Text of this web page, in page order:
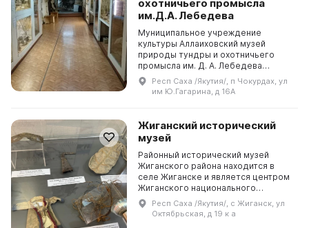
охотничьего промысла
им.Д.А. Лебедева
Муниципальное учреждение
культуры Аллаиховский музей
природы тундры и охотничьего
промысла им. Д. А. Лебедева
находится в Республике Саха
(Якутия). Главная задача музея -
полное отображение природы Ин...
Респ Саха /Якутия/, п Чокурдах, ул
им Ю.Гагарина, д 16А
Жиганский исторический
музей
Районный исторический музей
Жиганского района находится в
селе Жиганске и является центром
Жиганского национального
эвенкийского района. Он был
создан в 1989 году на базе
пришкольного музея. В 2010 го...
Респ Саха /Якутия/, с Жиганск, ул
Октябрьская, д 19 к а